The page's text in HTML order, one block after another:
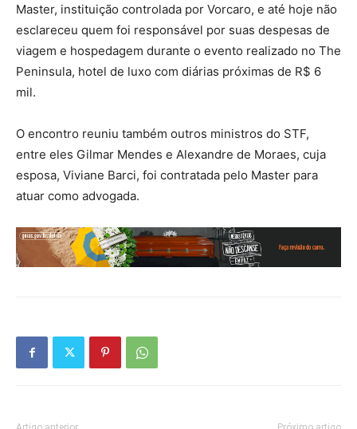
Master, instituição controlada por Vorcaro, e até hoje não
esclareceu quem foi responsável por suas despesas de
viagem e hospedagem durante o evento realizado no The
Peninsula, hotel de luxo com diárias próximas de R$ 6
mil.
O encontro reuniu também outros ministros do STF,
entre eles Gilmar Mendes e Alexandre de Moraes, cuja
esposa, Viviane Barci, foi contratada pelo Master para
atuar como advogada.